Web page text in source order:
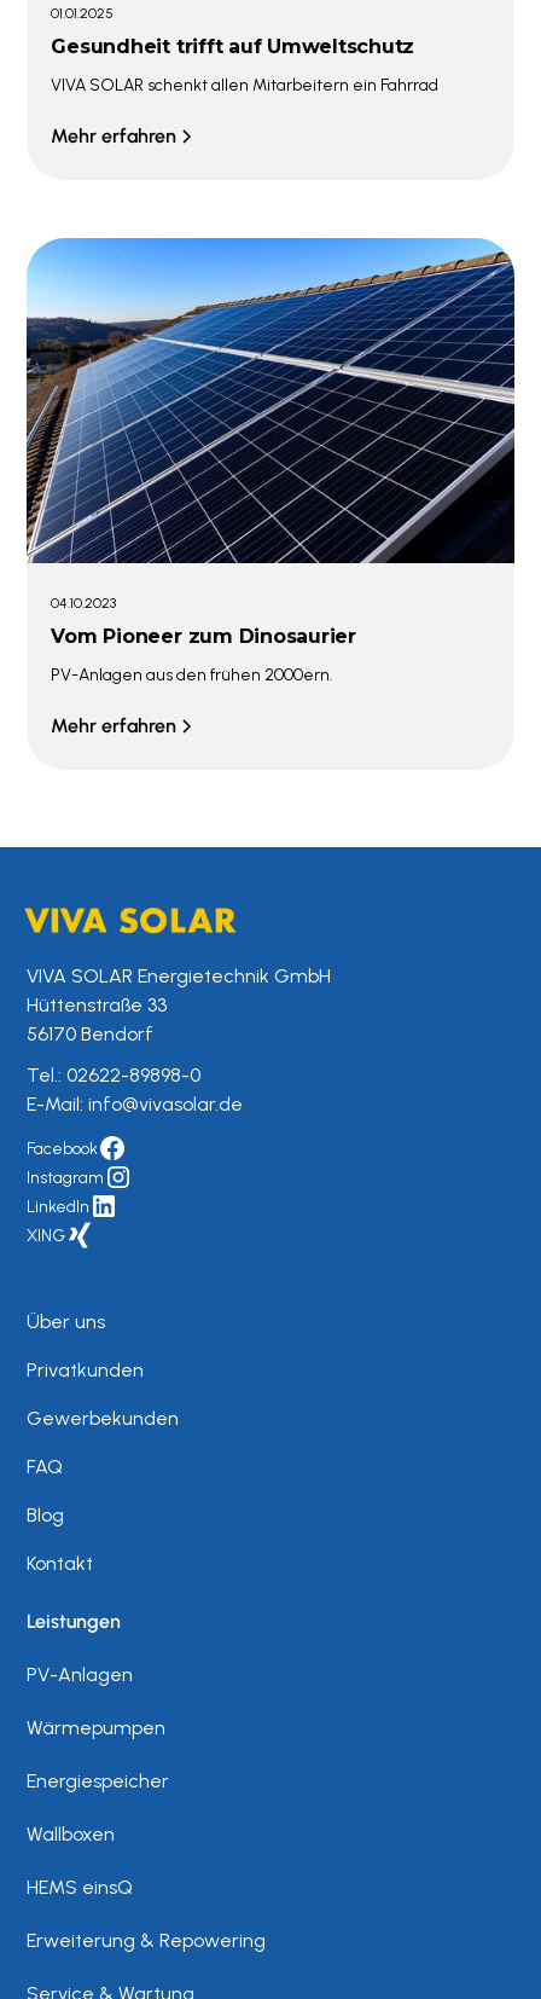
01.01.2025
Gesundheit trifft auf Umweltschutz
VIVA SOLAR schenkt allen Mitarbeitern ein Fahrrad
Mehr erfahren
04.10.2023
Vom Pioneer zum Dinosaurier
PV-Anlagen aus den frühen 2000ern.
Mehr erfahren
VIVA SOLAR Energietechnik GmbH
Hüttenstraße 33
56170 Bendorf
Tel.:02622-89898-0
E-Mail:info@vivasolar.de
Facebook
Instagram
LinkedIn
XING
Über uns
Privatkunden
Gewerbekunden
FAQ
Blog
Kontakt
Leistungen
PV-Anlagen
Wärmepumpen
Energiespeicher
Wallboxen
HEMS einsQ
Erweiterung & Repowering
Service & Wartung